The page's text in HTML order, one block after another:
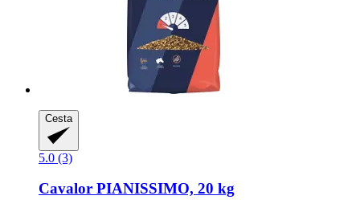
Cesta
5.0 (3)
Cavalor PIANISSIMO, 20 kg